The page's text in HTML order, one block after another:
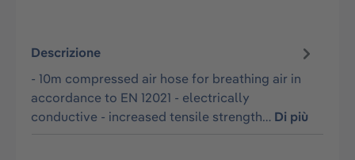
Descrizione
- 10m compressed air hose for breathing air in
accordance to EN 12021 - electrically
conductive - increased tensile strength… Di più